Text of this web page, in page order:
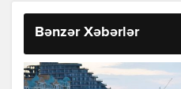
Bənzər Xəbərlər